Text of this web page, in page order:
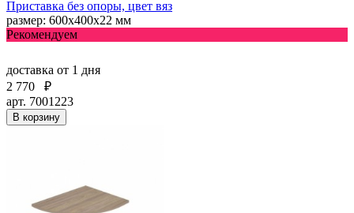
Приставка без опоры, цвет вяз
размер: 600х400х22 мм
Рекомендуем
доставка от 1 дня
2 770
₽
арт. 7001223
В корзину